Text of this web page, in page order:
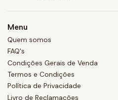
Menu
Quem somos
FAQ's
Condições Gerais de Venda
Termos e Condições
Política de Privacidade
Livro de Reclamações